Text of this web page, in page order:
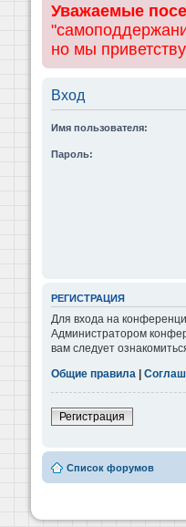
Уважаемые
но мы
Вход
Имя пользователя:
Пароль:
РЕГИСТРАЦИЯ
Для входа на
Администратором
вам следует
Общие правила
Регистрация
Список форумов